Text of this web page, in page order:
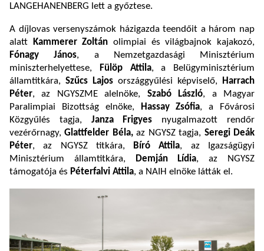
LANGEHANENBERG lett a győztese.
A díjlovas versenyszámok házigazda teendőit a három nap
alatt
Kammerer Zoltán olimpiai és világbajnok kajakozó,
Fónagy János, a Nemzetgazdasági Minisztérium
miniszterhelyettese,
Fülöp Attila, a Belügyminisztérium
államtitkára, Szűcs Lajos országgyűlési képviselő,
Harrach
Péter, az NGYSZME alelnöke, Szabó László, a Magyar
Paralimpiai Bizottság elnöke,
Hassay Zsófia, a Fővárosi
Közgyűlés tagja, Janza Frigyes nyugalmazott rendőr
vezérőrnagy,Glattfelder Béla,az NGYSZ tagja, Seregi Deák
Péter, az NGYSZ titkára, Bíró Attila, az Igazságügyi
Minisztérium államtitkára, Demján Lídia, az NGYSZ
támogatója és Péterfalvi Attila, a NAIH elnöke látták el.